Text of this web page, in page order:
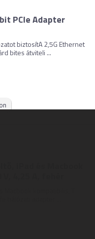
PCIe Adapter
biztosítA 2,5G Ethernet
bites átviteli ...